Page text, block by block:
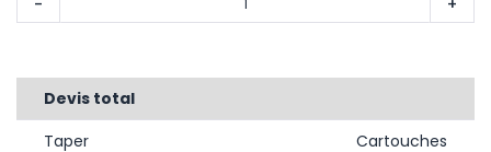
Devis total
Taper
Cartouches